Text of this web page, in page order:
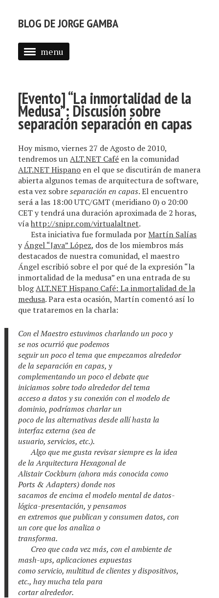
BLOG DE JORGE GAMBA
menu
POSTS
[Evento] “La inmortalidad de la
Medusa”: Discusión sobre
separación separación en capas
Hoy mismo, viernes 27 de Agosto de 2010,
tendremos unALT.NET Café en la comunidad
ALT.NET Hispano en el que se discutirán de manera
abierta algunos temas de arquitectura de software,
esta vez sobreseparación en capas. El encuentro
será a las 18:00 UTC/GMT (meridiano 0) o 20:00
CET y tendrá una duración aproximada de 2 horas,
víahttp://snipr.com/virtualaltnet.
Esta iniciativa fue formulada porMartín Salías
yÁngel “Java” López, dos de los miembros más
destacados de nuestra comunidad, el maestro
Ángel escribió sobre el por qué de la expresión “la
inmortalidad de la medusa” en una entrada de su
blogALT.NET Hispano Café: La inmortalidad de la
medusa. Para esta ocasión, Martín comentó así lo
que trataremos en la charla:
Con el Maestro estuvimos charlando un poco y
se nos ocurrió que podemos
seguir un poco el tema que empezamos alrededor
de la separación en capas, y
complementando un poco el debate que
iniciamos sobre todo alrededor del tema
acceso a datos y su conexión con el modelo de
dominio, podríamos charlar un
poco de las alternativas desde allí hasta la
interfaz externa (sea de
usuario, servicios, etc.).
Algo que me gusta revisar siempre es la idea
de la Arquitectura Hexagonal de
Alistair Cockburn (ahora más conocida como
Ports & Adapters) donde nos
sacamos de encima el modelo mental de datos-
lógica-presentación, y pensamos
en extremos que publican y consumen datos, con
un core que los analiza o
transforma.
Creo que cada vez más, con el ambiente de
mash-ups, aplicaciones expuestas
como servicio, multitud de clientes y dispositivos,
etc., hay mucha tela para
cortar alrededor.